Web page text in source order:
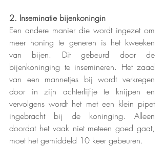
2. Inseminatie bijenkoningin
Een andere manier die wordt ingezet om
meer honing te generen is het kweeken
van bijen. Dit gebeurd door de
bijenkoninging te insemineren. Het zaad
van een mannetjes bij wordt verkregen
door in zijn achterlijfje te knijpen en
vervolgens wordt het met een klein pipet
ingebracht bij de koninging. Alleen
doordat het vaak niet meteen goed gaat,
moet het gemiddeld 10 keer gebeuren.